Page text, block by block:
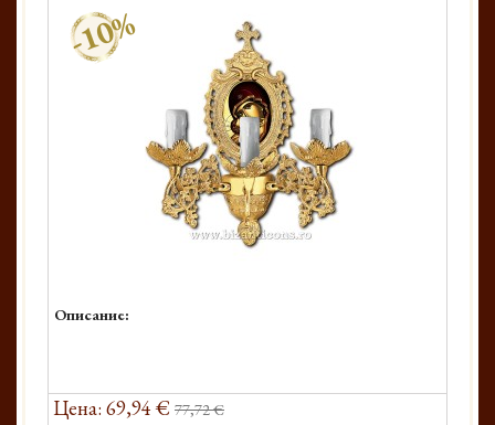
-10%
Описание:
Цена: 69,94 € 77,72 €